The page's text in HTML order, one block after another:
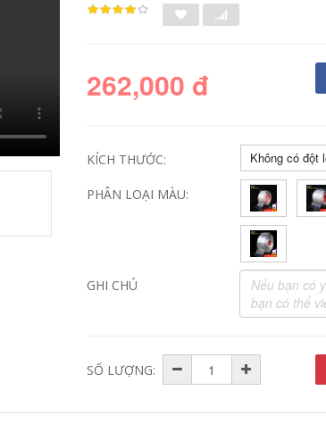
chịu nhiệt độ cao,
nóng năng lượng
262,000 đ
KÍCH THƯỚC: Không có đột
PHÂN LOẠI MÀU:
GHI CHÚ
SỐ LƯỢNG: